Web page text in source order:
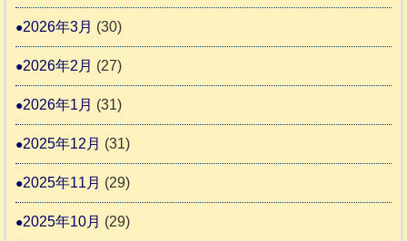
支
ま
2026年3月 (30)
2026年2月 (27)
2026年1月 (31)
2025年12月 (31)
2025年11月 (29)
2025年10月 (29)